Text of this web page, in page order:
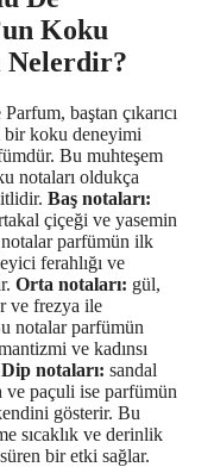
Koku
Nelerdir?
baştan çıkarıcı
koku deneyimi
Bu muhteşem
notaları oldukça
Baş notaları:
çiçeği ve yasemin
parfümün ilk
ferahlığı ve
Orta notaları: gül,
ve frezya ile
notalar parfümün
ve kadınsı
Dip notaları: sandal
ve paçuli ise parfümün
gösterir. Bu
sıcaklık ve derinlik
bir etki sağlar.